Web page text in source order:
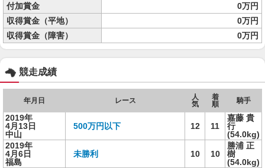
付加賞金
0万円
収得賞金（平地）
0万円
収得賞金（障害）
0万円
競走成績
年月日 レース
人
気
着
順
騎手
2019年
4月13日
中山
500万円以下 12 11
嘉藤 貴
行
(54.0kg)
2019年
4月6日
福島
未勝利 10 10
勝浦 正
樹
(54.0kg)